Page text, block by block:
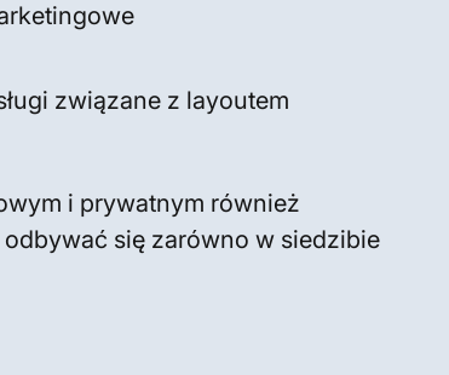
związane z layoutem
i prywatnym również
się zarówno w siedzibie